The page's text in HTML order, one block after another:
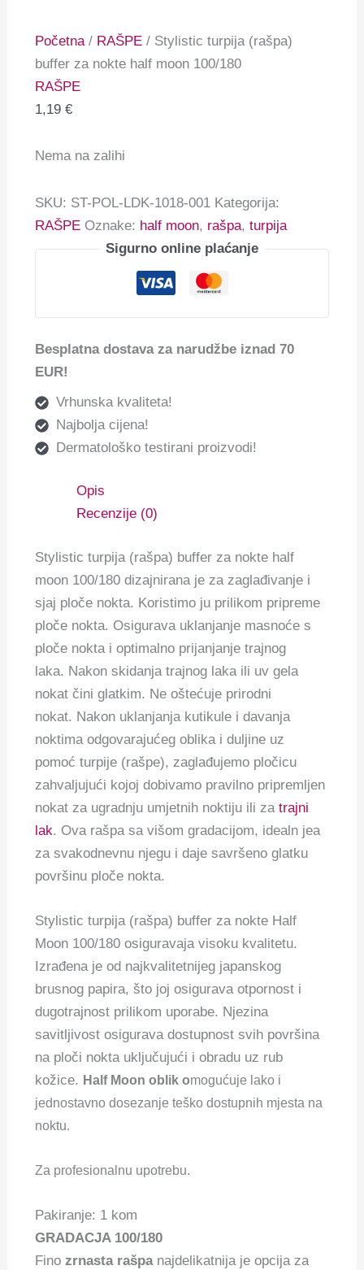
Početna / RAŠPE / Stylistic turpija (rašpa)
buffer za nokte half moon 100/180
RAŠPE
1,19€
Nema na zalihi
SKU: ST-POL-LDK-1018-001 Kategorija:
RAŠPE Oznake: half moon, rašpa,turpija
Sigurno online plaćanje
Besplatna dostava za narudžbe iznad 70
EUR!
Vrhunska kvaliteta!
Najbolja cijena!
Dermatološko testirani proizvodi!
Opis
Recenzije (0)
Stylistic turpija (rašpa) buffer za nokte half
moon 100/180 dizajnirana je za zaglađivanje i
sjaj ploče nokta. Koristimo ju prilikom pripreme
ploče nokta. Osigurava uklanjanje masnoće s
ploče nokta i optimalno prijanjanje trajnog
laka. Nakon skidanja trajnog laka ili uv gela
nokat čini glatkim. Ne oštećuje prirodni
nokat. Nakon uklanjanja kutikule i davanja
noktima odgovarajućeg oblika i duljine uz
pomoć turpije (rašpe), zaglađujemo pločicu
zahvaljujući kojoj dobivamo pravilno pripremljen
nokat za ugradnju umjetnih noktiju ili zatrajni
lak. Ova rašpa sa višom gradacijom, idealn jea
za svakodnevnu njegu i daje savršeno glatku
površinu ploče nokta.
Stylistic turpija (rašpa) buffer za nokte Half
Moon 100/180 osiguravaja visoku kvalitetu.
Izrađena je od najkvalitetnijeg japanskog
brusnog papira, što joj osigurava otpornost i
dugotrajnost prilikom uporabe. Njezina
savitljivost osigurava dostupnost svih površina
na ploči nokta uključujući i obradu uz rub
kožice. Half Moon oblik omogućuje lako i
jednostavno dosezanje teško dostupnih mjesta na
noktu.
Za profesionalnu upotrebu.
Pakiranje: 1 kom
GRADACJA 100/180
Finozrnasta rašpanajdelikatnija je opcija za